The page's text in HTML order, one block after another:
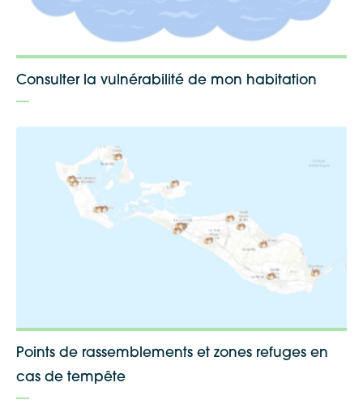
Consulter la vulnérabilité de mon habitation
Points de rassemblements et zones refuges en
cas de tempête
ShareThis is disabled. Allow
Apple Plans